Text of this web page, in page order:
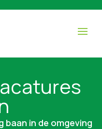
baan in de omgeving